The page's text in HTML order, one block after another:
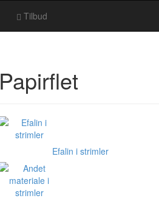
Tilbud
Papirflet
Efalin i strimler